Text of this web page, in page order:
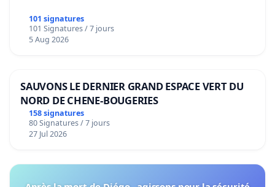
101 signatures
101 Signatures / 7 jours
5 Aug 2026
SAUVONS LE DERNIER GRAND ESPACE VERT DU
NORD DE CHENE-BOUGERIES
158 signatures
80 Signatures / 7 jours
27 Jul 2026